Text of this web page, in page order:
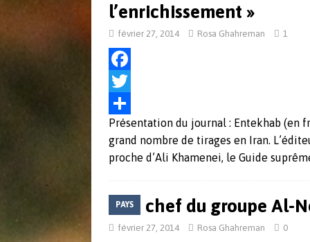
l’enrichissement »
février 27, 2014 Rosa Ghahreman 1
F
a
c
e
o
o
T
w
i
t
e
P
a
t
a
Présentation du journal : Entekhab (en
grand nombre de tirages en Iran.
proche d’Ali Khamenei, le Guide
PAYS
Le chef du groupe Al-
février 27, 2014 Rosa Ghahreman 0